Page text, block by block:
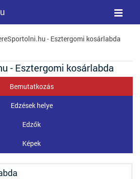
- Esztergomi kosárlabda
- Esztergomi kosárlabda
Bemutatkozás
Edzések helye
Edzők
Képek